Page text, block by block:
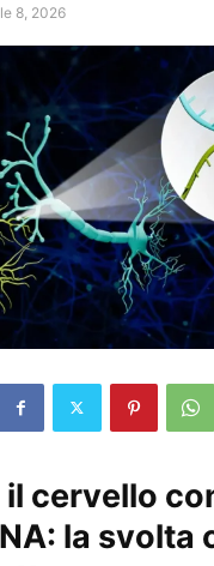
8, 2026
il cervello
la svolta